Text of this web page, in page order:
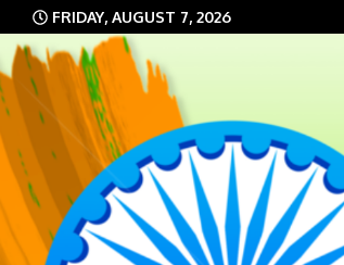
Skip
to
content
FRIDAY, AUGUST 7, 2026